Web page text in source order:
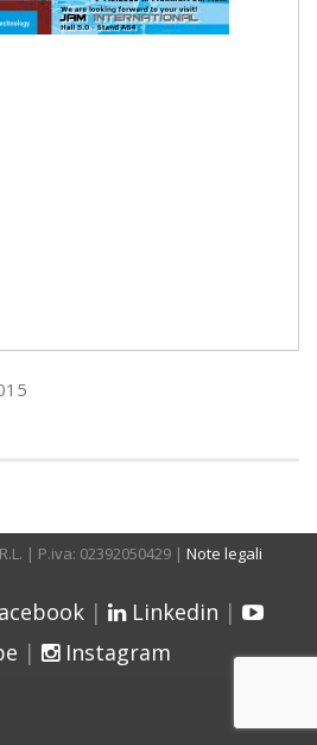
| P.iva: 02392050429 | Note legali
| Linkedin |
| Instagram